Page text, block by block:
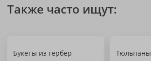
Также часто ищут:
Букеты из гербер Тюльпаны